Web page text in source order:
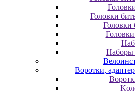
Головки
Головки
Наборы
Воротки,